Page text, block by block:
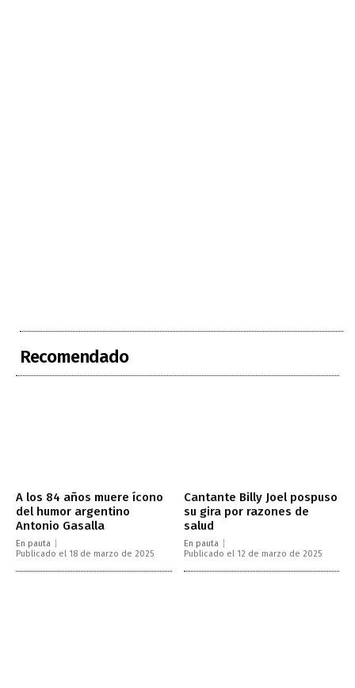
Recomendado
A los 84 años muere ícono
del humor argentino
Antonio Gasalla
En pauta
Publicado el 18 de marzo de 2025
Cantante Billy Joel pospuso
su gira por razones de
salud
En pauta
Publicado el 12 de marzo de 2025